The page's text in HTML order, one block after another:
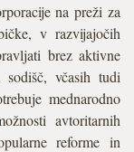
na preži za
v razvijajočih
brez aktivne
sodišč, včasih tudi
mednarodno
avtoritarnih
reforme in